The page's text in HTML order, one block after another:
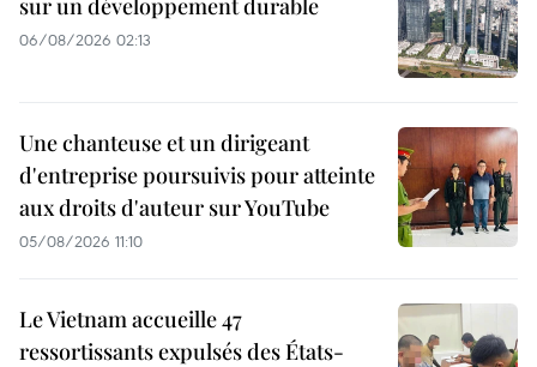
sur un développement durable
06/08/2026 02:13
Une chanteuse et un dirigeant
d'entreprise poursuivis pour atteinte
aux droits d'auteur sur YouTube
05/08/2026 11:10
Le Vietnam accueille 47
ressortissants expulsés des États-